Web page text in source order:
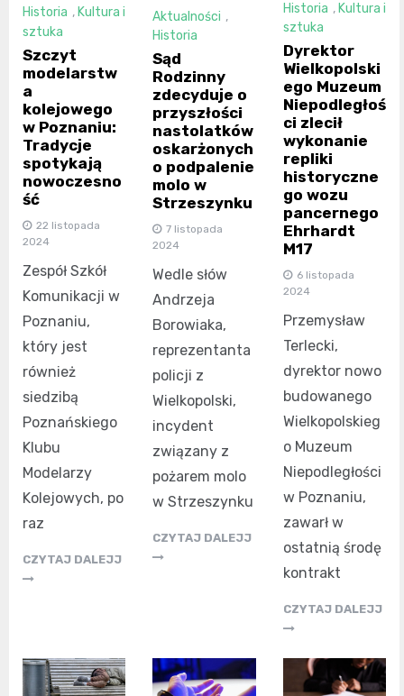
Historia ,Kultura i
sztuka
Szczyt
modelarstw
a
kolejowego
w Poznaniu:
Tradycje
spotykają
nowoczesno
ść
22 listopada
2024
Zespół Szkół
Komunikacji w
Poznaniu,
który jest
również
siedzibą
Poznańskiego
Klubu
Modelarzy
Kolejowych, po
raz
CZYTAJ DALEJJ
Aktualności ,
Historia
Sąd
Rodzinny
zdecyduje o
przyszłości
nastolatków
oskarżonych
o podpalenie
molo w
Strzeszynku
7 listopada
2024
Wedle słów
Andrzeja
Borowiaka,
reprezentanta
policji z
Wielkopolski,
incydent
związany z
pożarem molo
w Strzeszynku
CZYTAJ DALEJJ
Historia , Kultura i
sztuka
Dyrektor
Wielkopolski
ego Muzeum
Niepodległoś
ci zlecił
wykonanie
repliki
historyczne
go wozu
pancernego
Ehrhardt
M17
6 listopada
2024
Przemysław
Terlecki,
dyrektor nowo
budowanego
Wielkopolskieg
o Muzeum
Niepodległości
w Poznaniu,
zawarł w
ostatnią środę
kontrakt
CZYTAJ DALEJJ